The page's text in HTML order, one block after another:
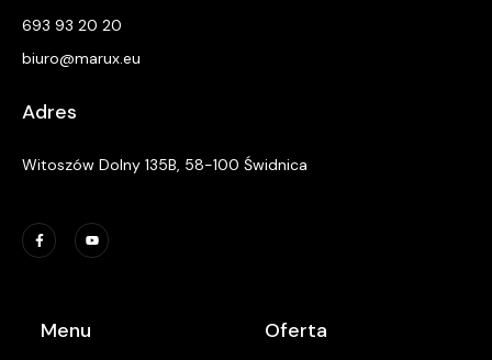
693 93 20 20
biuro@marux.eu
Adres
Witoszów Dolny 135B, 58-100 Świdnica
Menu Oferta